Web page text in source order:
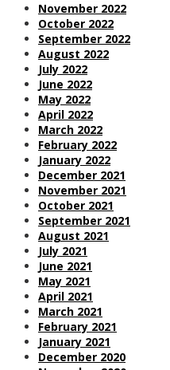
November 2022
October 2022
September 2022
August 2022
July 2022
June 2022
May 2022
April 2022
March 2022
February 2022
January 2022
December 2021
November 2021
October 2021
September 2021
August 2021
July 2021
June 2021
May 2021
April 2021
March 2021
February 2021
January 2021
December 2020